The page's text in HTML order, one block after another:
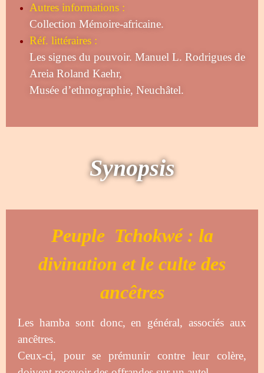
Autres informations :
Collection Mémoire-africaine.
Réf. littéraires :
Les signes du pouvoir. Manuel L. Rodrigues de
Areia Roland Kaehr,
Musée d’ethnographie, Neuchâtel.
Synopsis
Peuple Tchokwé : la
divination et le culte des
ancêtres
Les hamba sont donc, en général, associés aux
ancêtres.
Ceux-ci, pour se prémunir contre leur colère,